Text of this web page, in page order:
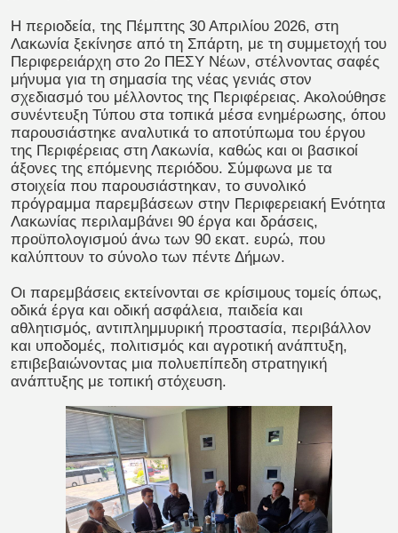
Η περιοδεία, της Πέμπτης 30 Απριλίου 2026, στη
Λακωνία ξεκίνησε από τη Σπάρτη, με τη συμμετοχή του
Περιφερειάρχη στο 2ο ΠΕΣΥ Νέων, στέλνοντας σαφές
μήνυμα για τη σημασία της νέας γενιάς στον
σχεδιασμό του μέλλοντος της Περιφέρειας. Ακολούθησε
συνέντευξη Τύπου στα τοπικά μέσα ενημέρωσης, όπου
παρουσιάστηκε αναλυτικά το αποτύπωμα του έργου
της Περιφέρειας στη Λακωνία, καθώς και οι βασικοί
άξονες της επόμενης περιόδου. Σύμφωνα με τα
στοιχεία που παρουσιάστηκαν, το συνολικό
πρόγραμμα παρεμβάσεων στην Περιφερειακή Ενότητα
Λακωνίας περιλαμβάνει 90 έργα και δράσεις,
προϋπολογισμού άνω των 90 εκατ. ευρώ, που
καλύπτουν το σύνολο των πέντε Δήμων.
Οι παρεμβάσεις εκτείνονται σε κρίσιμους τομείς όπως,
οδικά έργα και οδική ασφάλεια, παιδεία και
αθλητισμός, αντιπλημμυρική προστασία, περιβάλλον
και υποδομές, πολιτισμός και αγροτική ανάπτυξη,
επιβεβαιώνοντας μια πολυεπίπεδη στρατηγική
ανάπτυξης με τοπική στόχευση.